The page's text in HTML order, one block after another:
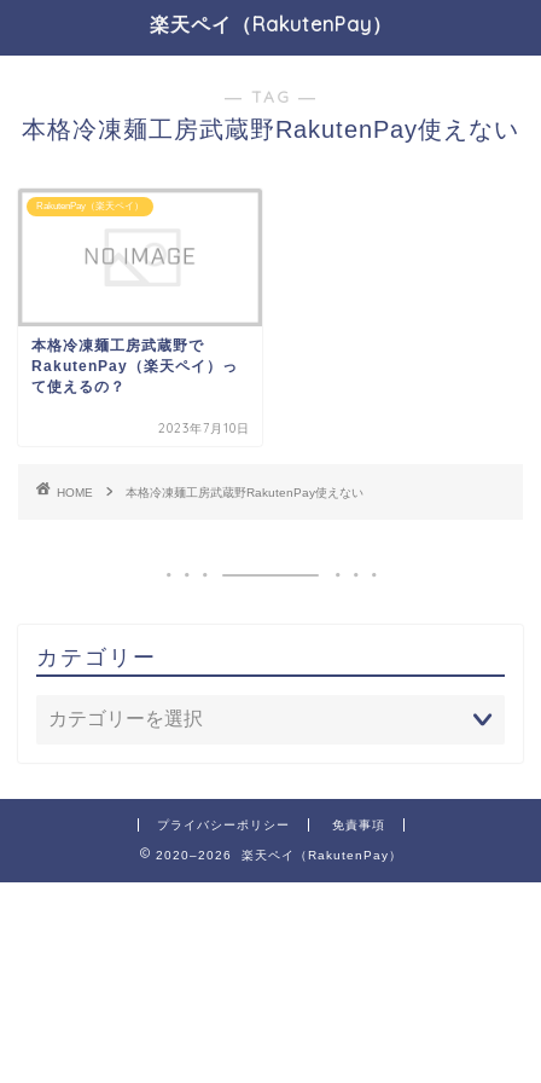
楽天ペイ（RakutenPay）
― TAG ―
本格冷凍麺工房武蔵野RakutenPay使えない
RakutenPay（楽天ペイ）
本格冷凍麺工房武蔵野で
RakutenPay（楽天ペイ）っ
て使えるの？
2023年7月10日
HOME 本格冷凍麺工房武蔵野RakutenPay使えない
カテゴリー
プライバシーポリシー 免責事項
2020–2026 楽天ペイ（RakutenPay）